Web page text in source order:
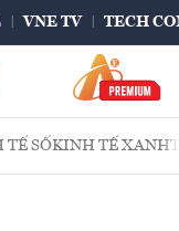
VNE TV TECH
TẾ SỐKINH TẾ XANH